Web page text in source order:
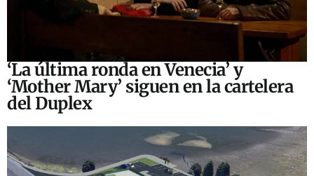
‘La última ronda en Venecia’ y
‘Mother Mary’ siguen en la cartelera
del Duplex